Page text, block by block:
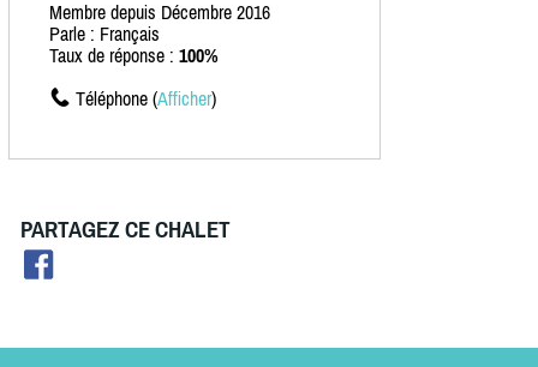
Membre depuis Décembre 2016
Parle : Français
Taux de réponse : 100%
Téléphone (Afficher)
PARTAGEZ CE CHALET